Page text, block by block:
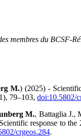
membres du BCSF-
M.) (2025) -
79–103, doi:10.5802/
M., Battaglia J.,
response to
crgeos.284.